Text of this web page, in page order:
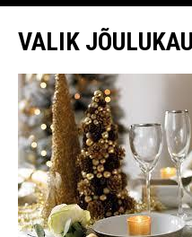
VALIK